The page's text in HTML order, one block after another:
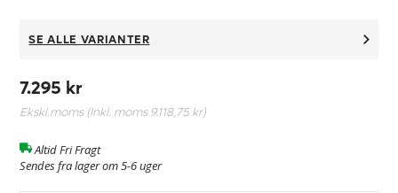
SE ALLE VARIANTER
7.295 kr
Ekskl.moms (Inkl. moms9.118,75 kr)
Altid Fri Fragt
Sendes fra lager om 5-6 uger